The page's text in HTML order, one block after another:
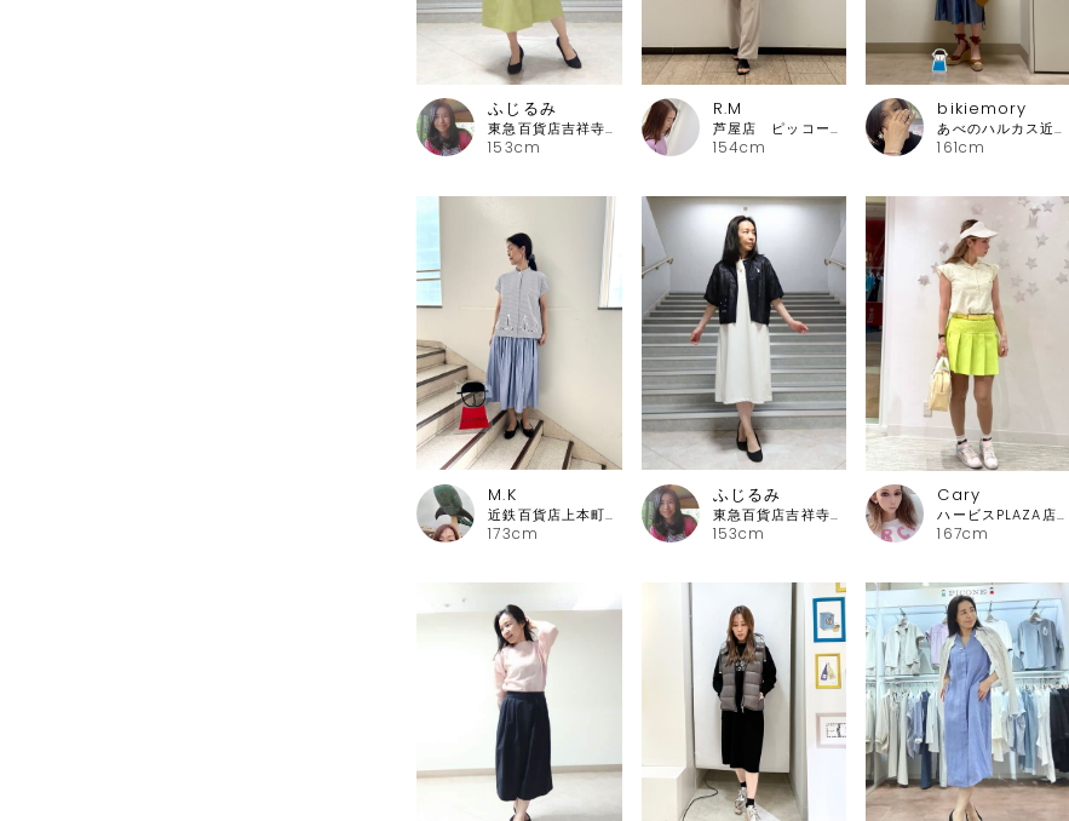
153cm
ふじるみ
東急百貨店吉祥寺店 ピッコーネ
154cm
R.M
芦屋店 ピッコーネ・ピッコーネクラブ
161cm
bikiemory
あべのハルカス近鉄本店 ピッコーネ
173cm
M.K
近鉄百貨店上本町店 ピッコーネ・ピッコーネクラブ
153cm
ふじるみ
東急百貨店吉祥寺店 ピッコーネ
167cm
Cary
ハービスPLAZA店 アルチビオ